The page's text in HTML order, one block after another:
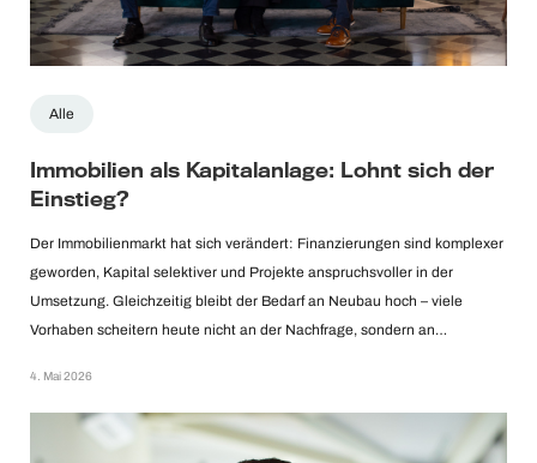
Alle
Immobilien als Kapitalanlage: Lohnt sich der
Einstieg?
Der Immobilienmarkt hat sich verändert: Finanzierungen sind komplexer
geworden, Kapital selektiver und Projekte anspruchsvoller in der
Umsetzung. Gleichzeitig bleibt der Bedarf an Neubau hoch – viele
Vorhaben scheitern heute nicht an der Nachfrage, sondern an…
4. Mai 2026